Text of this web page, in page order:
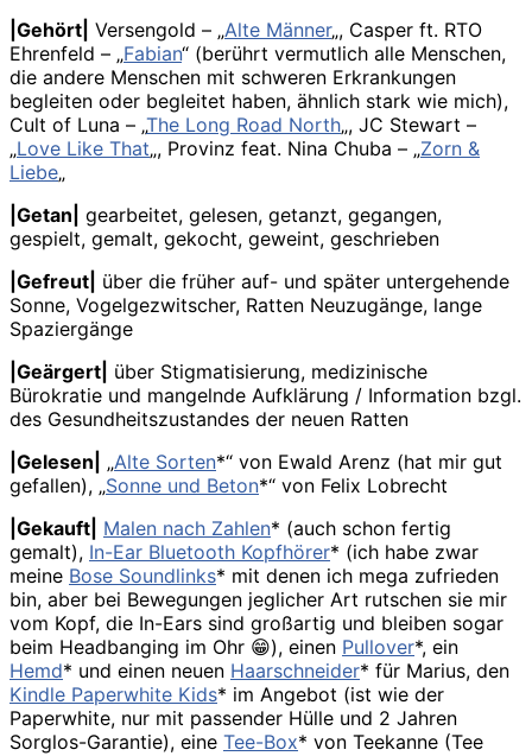
|Gehört| Versengold – „Alte Männer„, Casper ft. RTO
Ehrenfeld – „Fabian“ (berührt vermutlich alle Menschen,
die andere Menschen mit schweren Erkrankungen
begleiten oder begleitet haben, ähnlich stark wie mich),
Cult of Luna – „The Long Road North„, JC Stewart –
„Love Like That„, Provinz feat. Nina Chuba – „Zorn &
Liebe„
|Getan| gearbeitet, gelesen, getanzt, gegangen,
gespielt, gemalt, gekocht, geweint, geschrieben
|Gefreut| über die früher auf- und später untergehende
Sonne, Vogelgezwitscher, Ratten Neuzugänge, lange
Spaziergänge
Geärgert über Stigmatisierung, medizinische
Bürokratie und mangelnde Aufklärung / Information bzgl.
des Gesundheitszustandes der neuen Ratten
|Gelesen|
„Alte Sorten*“ von Ewald Arenz (hat mir gut
gefallen), „Sonne und Beton*“ von Felix Lobrecht
|Gekauft| Malen nach Zahlen* (auch schon fertig
gemalt), In-Ear Bluetooth Kopfhörer* (ich habe zwar
meine Bose Soundlinks* mit denen ich mega zufrieden
bin, aber bei Bewegungen jeglicher Art rutschen sie mir
vom Kopf, die In-Ears sind großartig und bleiben sogar
beim Headbanging im Ohr 😁), einen Pullover*, ein
Hemd* und einen neuen Haarschneider* für Marius, den
Kindle Paperwhite Kids* im Angebot (ist wie der
Paperwhite, nur mit passender Hülle und 2 Jahren
Sorglos-Garantie), eine Tee-Box* von Teekanne (Tee